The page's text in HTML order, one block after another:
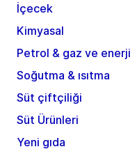
İçecek
Kimyasal
Petrol & gaz ve enerji
Soğutma & ısıtma
Süt çiftçiliği
Süt Ürünleri
Yeni gıda